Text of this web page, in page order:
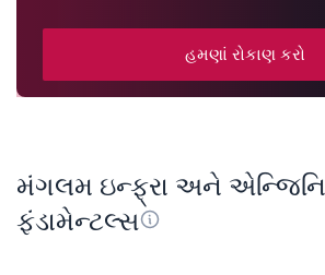
હમણાં રોકાણ કરો
મંગલમ ઇન્ફ્રા અને
ફંડામેન્ટલ્સ